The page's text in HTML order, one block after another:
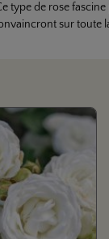
type de rose
sur
de produits